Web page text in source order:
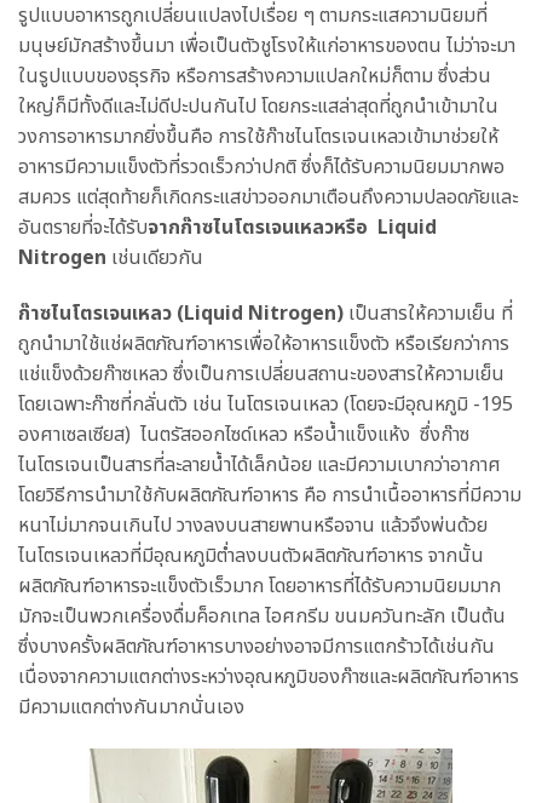
รูปแบบอาหารถูกเปลี่ยนแปลงไปเรื่อย ๆ ตามกระแสความนิยมที่
มนุษย์มักสร้างขึ้นมา เพื่อเป็นตัวชูโรงให้แก่อาหารของตน ไม่ว่าจะมา
ในรูปแบบของธุรกิจ หรือการสร้างความแปลกใหม่ก็ตาม ซึ่งส่วน
ใหญ่ก็มีทั้งดีและไม่ดีปะปนกันไป โดยกระแสล่าสุดที่ถูกนำเข้ามาใน
วงการอาหารมากยิ่งขึ้นคือ การใช้ก๊าชไนโตรเจนเหลวเข้ามาช่วยให้
อาหารมีความแข็งตัวที่รวดเร็วกว่าปกติ ซึ่งก็ได้รับความนิยมมากพอ
สมควร แต่สุดท้ายก็เกิดกระแสข่าวออกมาเตือนถึงความปลอดภัยและ
อันตรายที่จะได้รับจากก๊าซไนโตรเจนเหลวหรือ Liquid
Nitrogen เช่นเดียวกัน
ก๊าซไนโตรเจนเหลว (Liquid Nitrogen) เป็นสารให้ความเย็น ที่
ถูกนำมาใช้แช่ผลิตภัณฑ์อาหารเพื่อให้อาหารแข็งตัว หรือเรียกว่าการ
แช่แข็งด้วยก๊าซเหลว ซึ่งเป็นการเปลี่ยนสถานะของสารให้ความเย็น
โดยเฉพาะก๊าซที่กลั่นตัว เช่น ไนโตรเจนเหลว (โดยจะมีอุณหภูมิ -195
องศาเซลเซียส) ไนตรัสออกไซด์เหลว หรือน้ำแข็งแห้ง ซึ่งก๊าซ
ไนโตรเจนเป็นสารที่ละลายน้ำได้เล็กน้อย และมีความเบากว่าอากาศ
โดยวิธีการนำมาใช้กับผลิตภัณฑ์อาหาร คือ การนำเนื้ออาหารที่มีความ
หนาไม่มากจนเกินไป วางลงบนสายพานหรือจาน แล้วจึงพ่นด้วย
ไนโตรเจนเหลวที่มีอุณหภูมิต่ำลงบนตัวผลิตภัณฑ์อาหาร จากนั้น
ผลิตภัณฑ์อาหารจะแข็งตัวเร็วมาก โดยอาหารที่ได้รับความนิยมมาก
มักจะเป็นพวกเครื่องดื่มค็อกเทล ไอศกรีม ขนมควันทะลัก เป็นต้น
ซึ่งบางครั้งผลิตภัณฑ์อาหารบางอย่างอาจมีการแตกร้าวได้เช่นกัน
เนื่องจากความแตกต่างระหว่างอุณหภูมิของก๊าซและผลิตภัณฑ์อาหาร
มีความแตกต่างกันมากนั่นเอง